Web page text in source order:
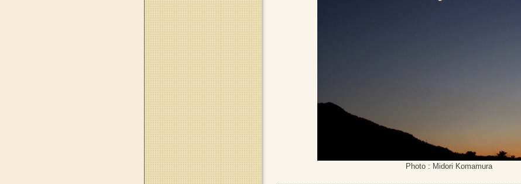
Photo : Midori Komamura